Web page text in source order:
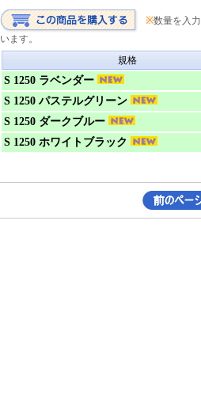
※数量を入
います。
規格
S 1250 ラベンダー
S 1250 パステルグリーン
S 1250 ダークブルー
S 1250 ホワイトブラック